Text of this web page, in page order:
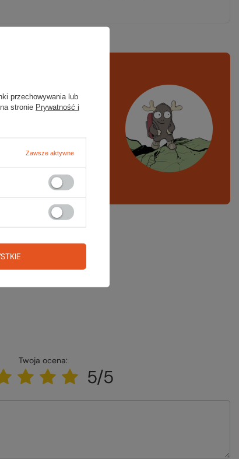
SPRZĘTOWA
Twoja ocena:
5/5
przechowywania lub
stronie Prywatność i
Zawsze aktywne